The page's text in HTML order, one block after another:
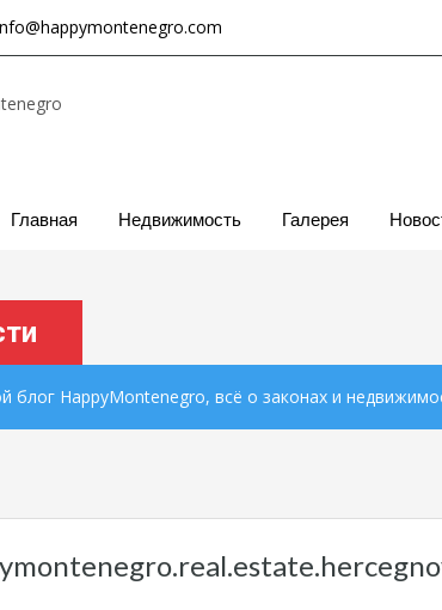
Главная Недвижимость Галерея
блог HappyMontenegro, всё о законах и